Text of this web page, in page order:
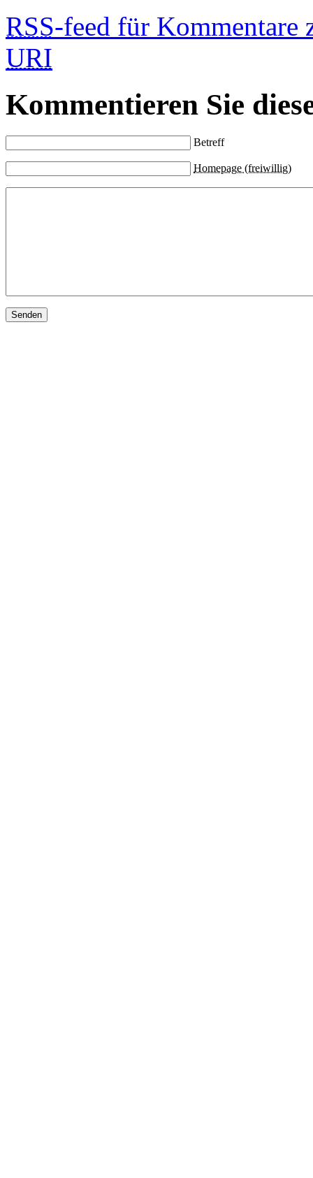
RSS-feed für Kommentare
URI
Kommentieren Sie
Betreff
Homepage (freiwillig)